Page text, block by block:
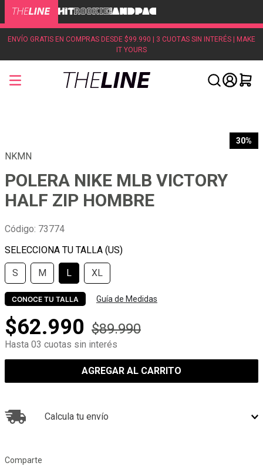
ENVÍO GRATIS EN COMPRAS DESDE $99.990 | 3 CUOTAS SIN INTERÉS | MAKE
IT YOURS
30%
NKMN
POLERA NIKE MLB VICTORY
HALF ZIP HOMBRE
Código: 73774
S M L XL
CONOCE TU TALLA Guía de Medidas
$62.990 $89.990
Hasta 03 cuotas sin interés
AGREGAR AL CARRITO
Calcula tu envío
Comparte